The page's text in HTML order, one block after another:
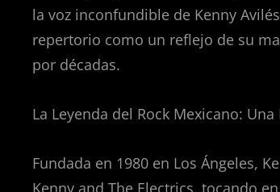
la voz inconfundible de Kenny
repertorio como un reflejo de su
por décadas.
La Leyenda del Rock Mexicano:
Fundada en 1980 en Los Ángeles,
Kenny and The Electrics, tocando